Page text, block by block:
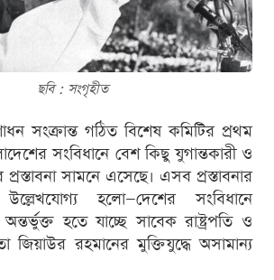
ছবি : সংগৃহীত
সংক্রান্ত গঠিত বিশেষ কমিটির প্রথম
সংবিধানে বেশ কিছু যুগান্তকারী ও
সামনে এসেছে। এসব প্রস্তাবনার
হলো—দেশের সংবিধানে
হতে যাচ্ছে সাবেক রাষ্ট্রপতি ও
জিয়াউর রহমানের মুক্তিযুদ্ধে অসামান্য